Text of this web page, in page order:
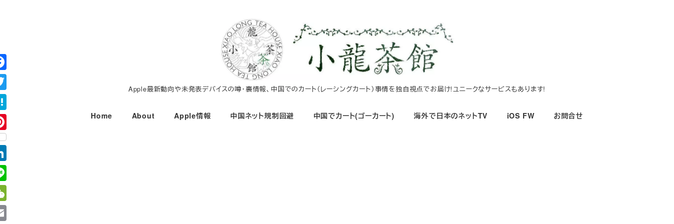
コ
ン
テ
ン
ツ
へ
移
動
Apple最新動向や未発表デバイスの噂・裏情報、中国でのカート（レーシングカート）事情を独自視点でお届け!ユニークなサービスもあります!
Home About Apple情報 中国ネット規制回避 中国でカート(ゴーカート) 海外で日本のネットTV iOS FW お問合せ